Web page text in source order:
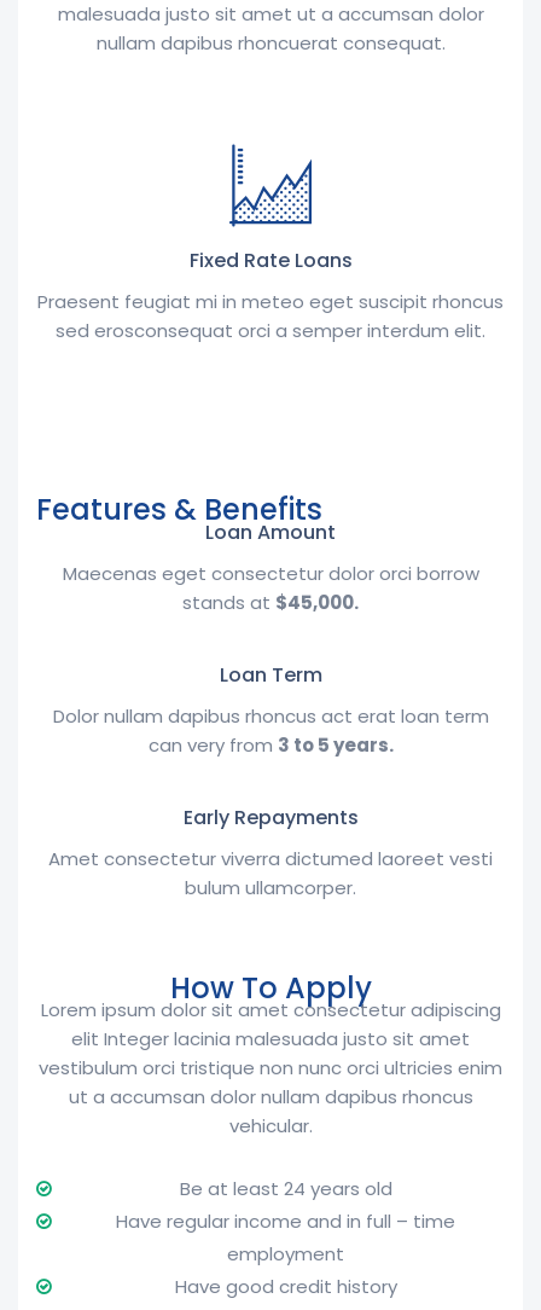
malesuada justo sit amet ut a accumsan dolor
nullam dapibus rhoncuerat consequat.
Fixed Rate Loans
Praesent feugiat mi in meteo eget suscipit rhoncus
sed erosconsequat orci a semper interdum elit.
Features & Benefits
Loan Amount
Maecenas eget consectetur dolor orci borrow
stands at $45,000.
Loan Term
Dolor nullam dapibus rhoncus act erat loan term
can very from 3 to 5 years.
Early Repayments
Amet consectetur viverra dictumed laoreet vesti
bulum ullamcorper.
How To Apply
Lorem ipsum dolor sit amet consectetur adipiscing
elit Integer lacinia malesuada justo sit amet
vestibulum orci tristique non nunc orci ultricies enim
ut a accumsan dolor nullam dapibus rhoncus
vehicular.
Be at least 24 years old
Have regular income and in full – time
employment
Have good credit history